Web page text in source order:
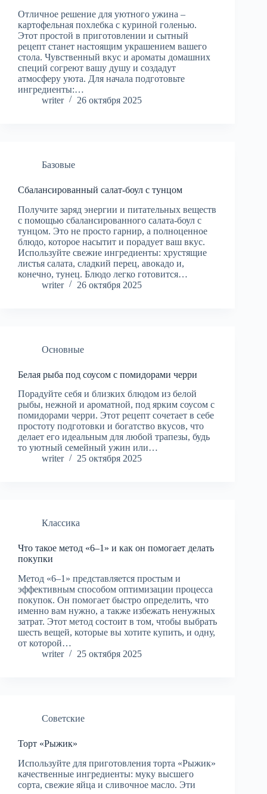
Отличное решение для уютного ужина –
картофельная похлебка с куриной голенью.
Этот простой в приготовлении и сытный
рецепт станет настоящим украшением вашего
стола. Чувственный вкус и ароматы домашних
специй согреют вашу душу и создадут
атмосферу уюта. Для начала подготовьте
ингредиенты:…
writer
26 октября 2025
Базовые
Сбалансированный салат-боул с тунцом
Получите заряд энергии и питательных веществ
с помощью сбалансированного салата-боул с
тунцом. Это не просто гарнир, а полноценное
блюдо, которое насытит и порадует ваш вкус.
Используйте свежие ингредиенты: хрустящие
листья салата, сладкий перец, авокадо и,
конечно, тунец. Блюдо легко готовится…
writer
26 октября 2025
Основные
Белая рыба под соусом с помидорами черри
Порадуйте себя и близких блюдом из белой
рыбы, нежной и ароматной, под ярким соусом с
помидорами черри. Этот рецепт сочетает в себе
простоту подготовки и богатство вкусов, что
делает его идеальным для любой трапезы, будь
то уютный семейный ужин или…
writer
25 октября 2025
Классика
Что такое метод «6–1» и как он помогает делать
покупки
Метод «6–1» представляется простым и
эффективным способом оптимизации процесса
покупок. Он помогает быстро определить, что
именно вам нужно, а также избежать ненужных
затрат. Этот метод состоит в том, чтобы выбрать
шесть вещей, которые вы хотите купить, и одну,
от которой…
writer
25 октября 2025
Советские
Торт «Рыжик»
Используйте для приготовления торта «Рыжик»
качественные ингредиенты: муку высшего
сорта, свежие яйца и сливочное масло. Эти